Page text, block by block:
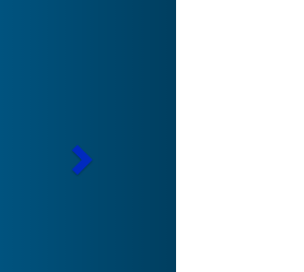
Next